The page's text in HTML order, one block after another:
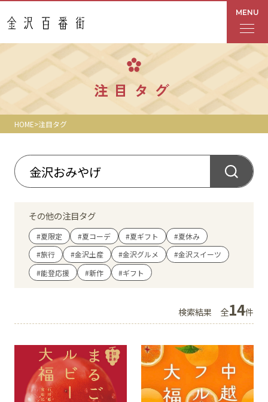
MENU
フロアガイド
あんと
Rinto
あんと西
レストラン・カフェ
ショップニュース
アクセス・パーキング
館内サービス
施設からのお知らせ
注目タグ
HOME 注目タグ
その他の注目タグ
#夏限定 #夏コーデ #夏ギフト
#夏休み
#旅行
#金沢土産 #金沢グルメ
#金沢スイーツ
#能登応援
#新作 #ギフト
検索結果 全14件